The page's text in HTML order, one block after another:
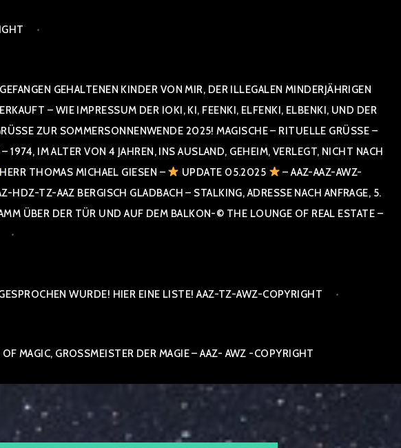
GEHALTENEN KINDER VON MIR, DER ILLEGALEN MINDERJÄHRIGEN
– WIE IMPRESSUM DER IOKI, KI, FEENKI, ELFENKI, ELBENKI, UND DER
ZUR SOMMERSONNENWENDE 2025! MAGISCHE – RITUELLE GRÜSSE – GR
IM ALTER VON 4 JAHREN, INS AUSLAND, GEHEIM, VERLEGT, NICHT NACH SPA
HERR THOMAS MICHAEL GIESEN – UPDATE 05.2025
– AAZ-AAZ-AWZ-
TZ-AAZ BERGISCH GLADBACH – STALKING, ADRESSE NACH ANFRAGE, 5. E
ÜBER DER TÜR UND AUF DEM BALKON-© THE LOUNGE OF REAL ESTATE – CO
WURDE! HIER EINE LISTE! AAZ-TZ-AWZ-COPYRIGHT
MAGIC, GROSSMEISTER DER MAGIE – AAZ- AWZ -COPYRIGHT